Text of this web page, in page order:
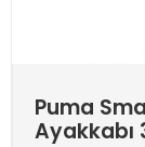
Puma
Ayakkabı